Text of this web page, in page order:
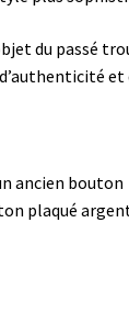
du passé
et
ancien bouton
plaqué